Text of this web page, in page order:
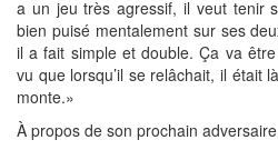
a un jeu très agressif, il veut tenir
bien puisé mentalement sur ses
il a fait simple et double. Ça va
vu que lorsqu’il se relâchait, il était
monte.»
À propos de son prochain